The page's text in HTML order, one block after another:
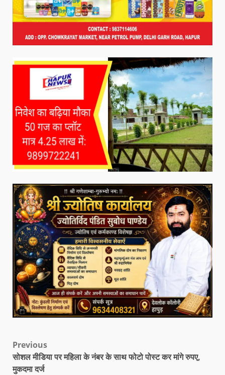
Previous
सोशल मीडिया पर महिला के नंबर के साथ फोटो पोस्ट कर मांगे रुपए,
मुकदमा दर्ज